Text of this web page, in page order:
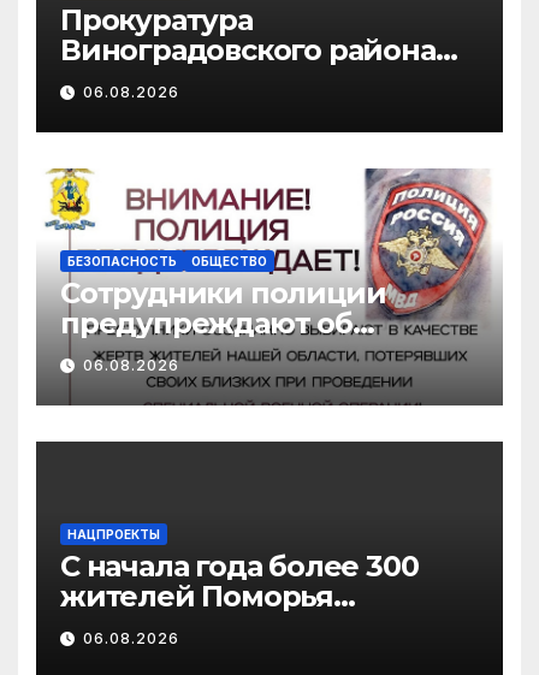
Прокуратура
Виноградовского района
информирует об
изменениях
законодательства в сфере
государственной
поддержки
педагогических
работников
06.08.2026
БЕЗОПАСНОСТЬ ОБЩЕСТВО
Сотрудники полиции
предупреждают об
участившихся случаях
мошенничества в
отношении родственников
участников СВО
06.08.2026
НАЦПРОЕКТЫ
С начала года более 300
жителей Поморья
получили выплату на
газификацию
06.08.2026